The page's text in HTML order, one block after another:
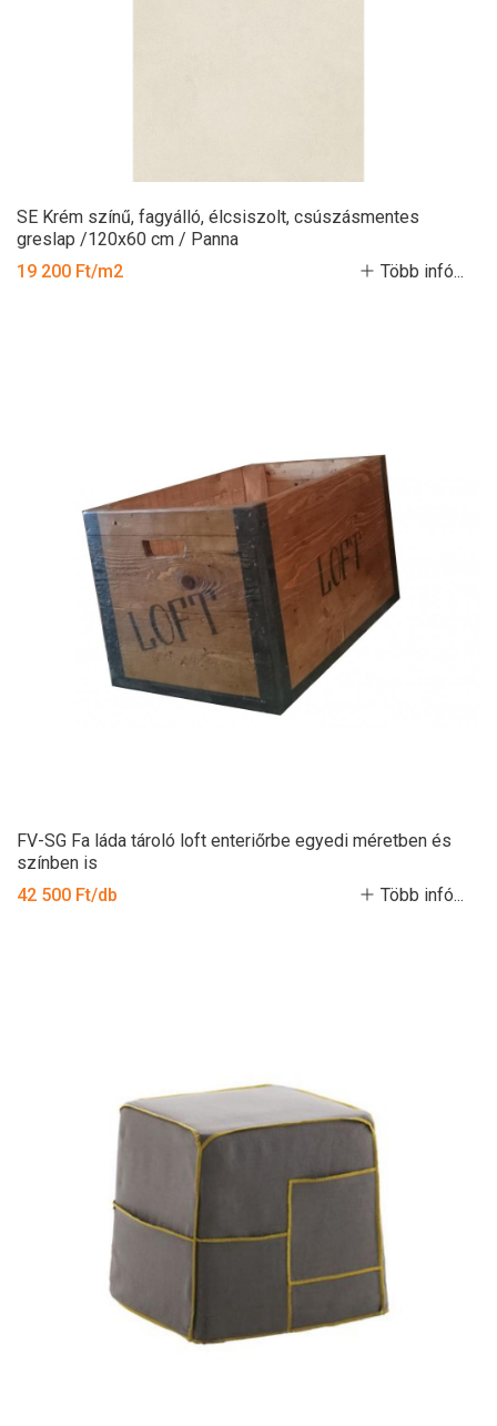
SE Krém színű, fagyálló, élcsiszolt, csúszásmentes
greslap /120x60 cm / Panna
19 200 Ft/m2
Több infó...
FV-SG Fa láda tároló loft enteriőrbe egyedi méretben és
színben is
42 500 Ft/db
Több infó...